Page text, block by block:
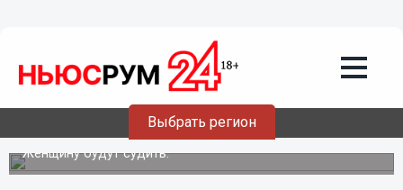
Выбрать регион
16.10.201915:21
41-летняя нижегородка организовала
наркопритон в своей квартире
Женщину будут судить.